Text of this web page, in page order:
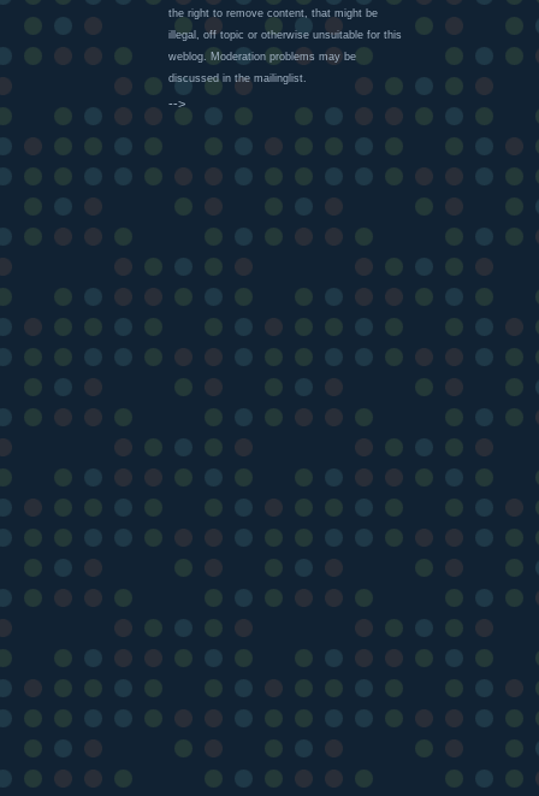
the right to remove content, that might be
illegal, off topic or otherwise unsuitable for this
weblog. Moderation problems may be
discussed in the mailinglist.
-->